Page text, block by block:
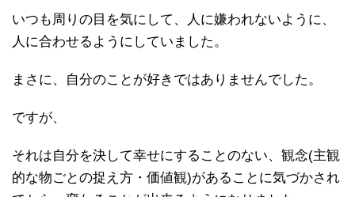
いつも周りの目を気にして、人に嫌われないように、
人に合わせるようにしていました。
まさに、自分のことが好きではありませんでした。
ですが、
それは自分を決して幸せにすることのない、観念(主観
的な物ごとの捉え方・価値観)があることに気づかされ